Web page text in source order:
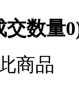
交数量0
商品